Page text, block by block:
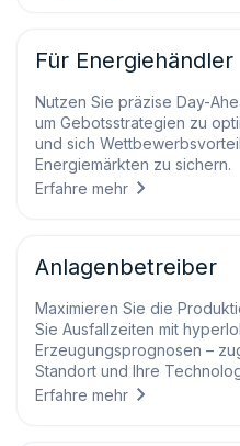
Für Energiehändler
Nutzen Sie präzise Day-
um Gebotsstrategien zu
und sich
Energiemärkten zu sichern.
Erfahre mehr
Anlagenbetreiber
Maximieren Sie die
Sie Ausfallzeiten mit
Erzeugungsprognosen –
Standort und Ihre
Erfahre mehr